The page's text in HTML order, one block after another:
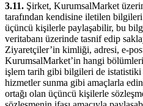
3.11. Şirket, KurumsalMarket
tarafından kendisine iletilen
üçüncü kişilerle paylaşabilir, bu
veritabanı üzerinde tasnif edip
Ziyaretçiler’in kimliği, adresi, e-
KurumsalMarket’in hangi
işlem tarih gibi bilgileri de
hizmetler sunma gibi amaçlarla
ortağı olan üçüncü kişilerle